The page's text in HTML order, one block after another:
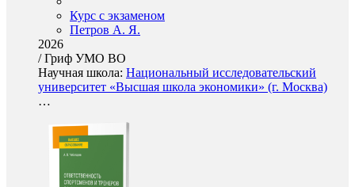
Курс с экзаменом
Петров А. Я.
2026
/Гриф УМО ВО
Научная школа: Национальный исследовательский
университет «Высшая школа экономики» (г. Москва)
…